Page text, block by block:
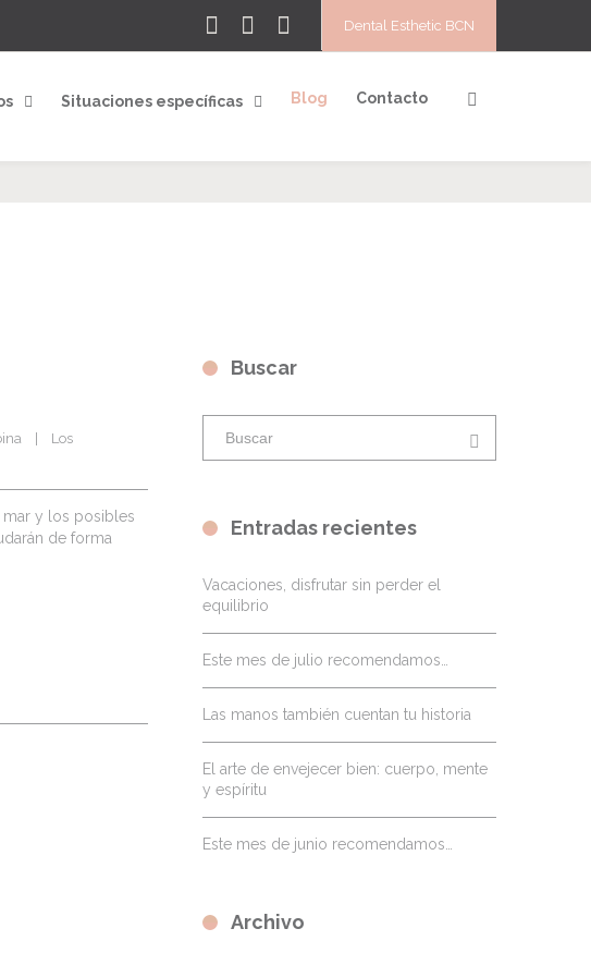
Dental Esthetic BCN
Situaciones específicas Blog Contacto
Los
y los posibles
de forma
Buscar
Entradas recientes
Vacaciones, disfrutar sin perder el
equilibrio
Este mes de julio recomendamos…
Las manos también cuentan tu historia
El arte de envejecer bien: cuerpo, mente
y espíritu
Este mes de junio recomendamos…
Archivo